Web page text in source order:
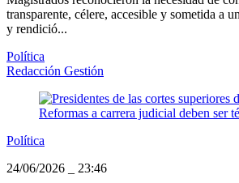
transparente, célere, accesible y sometida a
y rendició...
Política
Redacción Gestión
Política
24/06/2026
23:46